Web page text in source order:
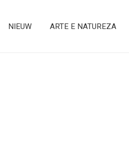
NIEUW ARTE E NATUREZA